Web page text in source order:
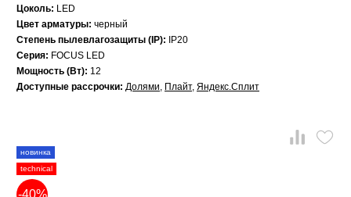
Цоколь: LED
Цвет арматуры: черный
Степень пылевлагозащиты (IP):
IP20
Серия: FOCUS LED
Мощность (Вт): 12
Доступные рассрочки: Долями, Плайт, Яндекс.Сплит
новинка
technical